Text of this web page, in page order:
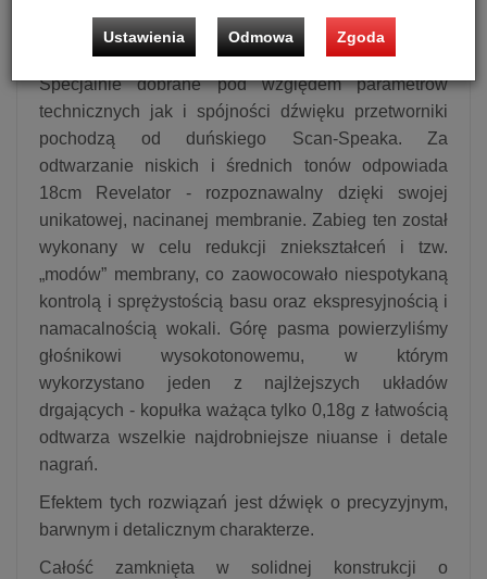
zaawansowane i dojrzałe brzmienie, prezentując je
w sposób przyjemny i efektowny jednocześnie.
Specjalnie dobrane pod względem parametrów
technicznych jak i spójności dźwięku przetworniki
pochodzą od duńskiego Scan-Speaka. Za
odtwarzanie niskich i średnich tonów odpowiada
18cm Revelator - rozpoznawalny dzięki swojej
unikatowej, nacinanej membranie. Zabieg ten został
wykonany w celu redukcji zniekształceń i tzw.
„modów” membrany, co zaowocowało niespotykaną
kontrolą i sprężystością basu oraz ekspresyjnością i
namacalnością wokali. Górę pasma powierzyliśmy
głośnikowi wysokotonowemu, w którym
wykorzystano jeden z najlżejszych układów
drgających - kopułka ważąca tylko 0,18g z łatwością
odtwarza wszelkie najdrobniejsze niuanse i detale
nagrań.
Efektem tych rozwiązań jest dźwięk o precyzyjnym,
barwnym i detalicznym charakterze.
Całość zamknięta w solidnej konstrukcji o
Ustawienia Odmowa Zgoda